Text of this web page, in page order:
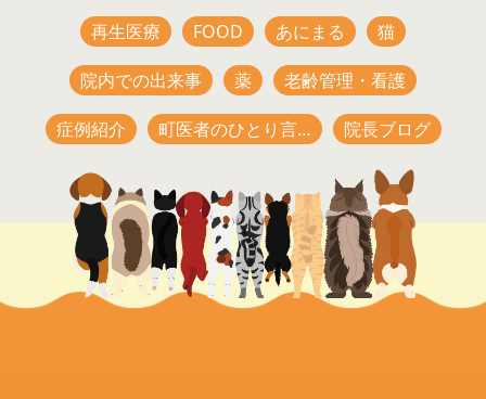
再生医療 FOOD あにまる 猫
院内での出来事 薬 老齢管理・看護
症例紹介 町医者のひとり言… 院長ブログ